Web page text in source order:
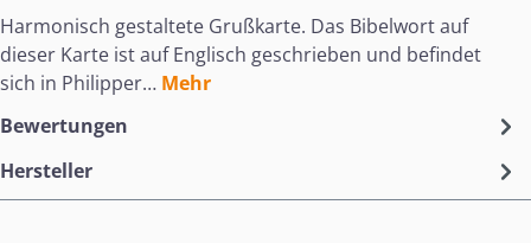
Harmonisch gestaltete Grußkarte. Das Bibelwort auf
dieser Karte ist auf Englisch geschrieben und befindet
sich in Philipper… Mehr
Bewertungen
Hersteller